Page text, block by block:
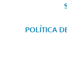
POLÍTICA